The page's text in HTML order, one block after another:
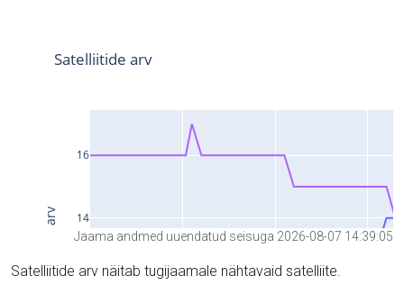
Jaama andmed uuendatud seisuga 2026-08-07 14:39:05
Satelliitide arv näitab tugijaamale nähtavaid satelliite.